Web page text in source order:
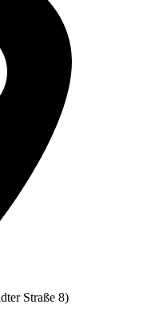
Straße 8)